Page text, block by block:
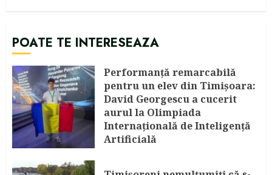
POATE TE INTERESEAZA
Performanță remarcabilă
pentru un elev din Timișoara:
David Georgescu a cucerit
aurul la Olimpiada
Internațională de Inteligență
Artificială